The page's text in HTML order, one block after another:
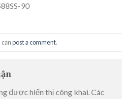
90
post a comment.
được hiển thị công khai.Các